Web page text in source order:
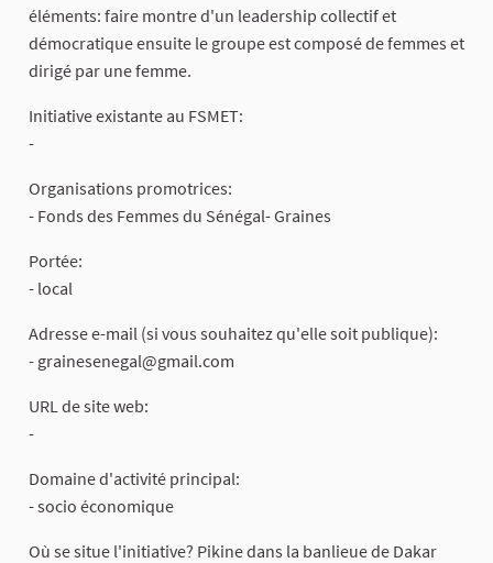
éléments: faire montre d'un leadership collectif et
démocratique ensuite le groupe est composé de femmes et
dirigé par une femme.
Initiative existante au FSMET:
-
Organisations promotrices:
- Fonds des Femmes du Sénégal- Graines
Portée:
- local
Adresse e-mail (si vous souhaitez qu'elle soit publique):
- grainesenegal@gmail.com
URL de site web:
-
Domaine d'activité principal:
- socio économique
Où se situe l'initiative? Pikine dans la banlieue de Dakar